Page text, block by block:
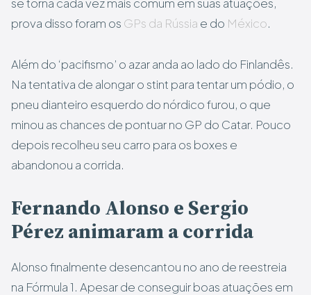
se torna cada vez mais comum em suas atuações,
prova disso foram os GPs da Rússia e do México.
Além do ‘pacifismo’ o azar anda ao lado do Finlandês.
Na tentativa de alongar o stint para tentar um pódio, o
pneu dianteiro esquerdo do nórdico furou, o que
minou as chances de pontuar no GP do Catar. Pouco
depois recolheu seu carro para os boxes e
abandonou a corrida.
Fernando Alonso e Sergio
Pérez animaram a corrida
Alonso finalmente desencantou no ano de reestreia
na Fórmula 1. Apesar de conseguir boas atuações em